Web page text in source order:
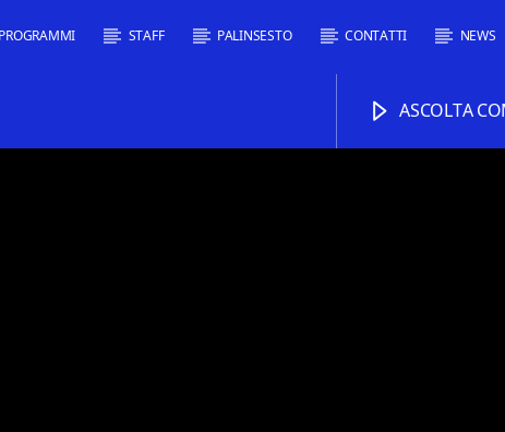
PROGRAMMI STAFF PALINSESTO CONTATTI NEWS
ASCOLTA